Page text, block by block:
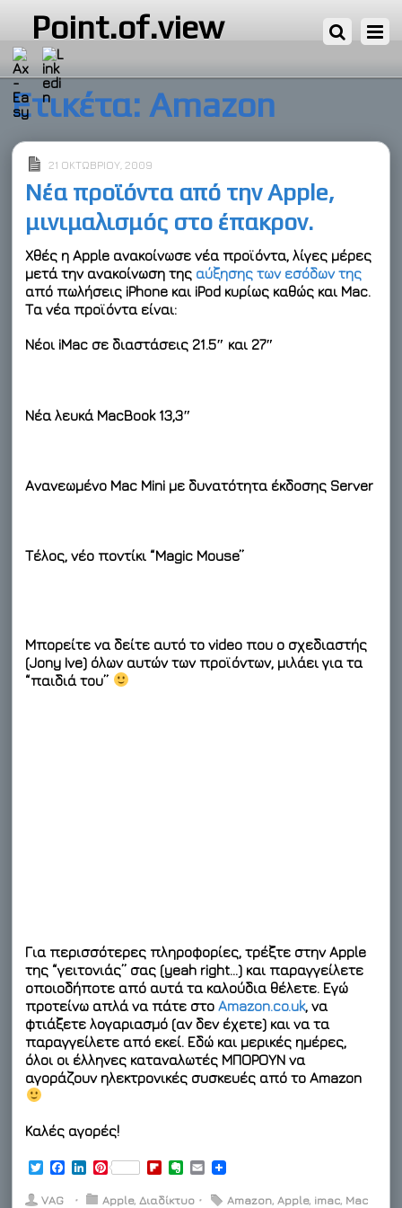
Point.of.view
Ετικέτα: Amazon
21 ΟΚΤΩΒΡΊΟΥ, 2009
Νέα προϊόντα από την Apple,
μινιμαλισμός στο έπακρον.
Χθές η Apple ανακοίνωσε νέα προϊόντα, λίγες μέρες
μετά την ανακοίνωση της αύξησης των εσόδων της
από πωλήσεις iPhone και iPod κυρίως καθώς και Mac.
Τα νέα προϊόντα είναι:
Νέοι iMac σε διαστάσεις 21.5″ και 27″
Νέα λευκά MacBook13,3″
Ανανεωμένο Mac Mini με δυνατότητα έκδοσης Server
Τέλος, νέο ποντίκι “Magic Mouse”
Μπορείτε να δείτε αυτό το video που ο σχεδιαστής
(Jony Ive) όλων αυτών των προϊόντων, μιλάει για τα
“παιδιά του”
Για περισσότερες πληροφορίες, τρέξτε στην Apple
της “γειτονιάς” σας (yeah right…) και παραγγείλετε
οποιοδήποτε από αυτά τα καλούδια θέλετε. Εγώ
προτείνω απλά να πάτε στοAmazon.co.uk, να
φτιάξετε λογαριασμό (αν δεν έχετε) και να τα
παραγγείλετε από εκεί. Εδώ και μερικές ημέρες,
όλοι οι έλληνες καταναλωτές ΜΠΟΡΟΥΝ να
αγοράζουν ηλεκτρονικές συσκευές από το Amazon
Καλές αγορές!
T
i
F
L
n
P
n
F
i
e
E
a
VAG ⋅ Apple,Διαδίκτυο ⋅ Amazon,Apple, imac, Mac